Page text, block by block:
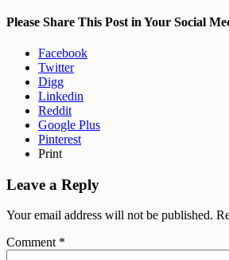
Please Share This Post in Your Social
Facebook
Twitter
Digg
Linkedin
Reddit
Google Plus
Pinterest
Print
Leave a Reply
Your email address will not be published.
Comment *